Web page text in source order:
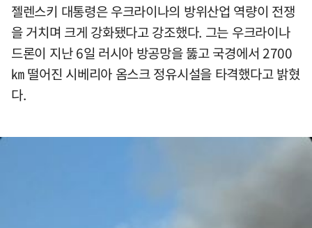
젤렌스키 대통령은 우크라이나의 방위산업 역량이 전쟁
을 거치며 크게 강화됐다고 강조했다. 그는 우크라이나
드론이 지난 6일 러시아 방공망을 뚫고 국경에서 2700
㎞ 떨어진 시베리아 옴스크 정유시설을 타격했다고 밝혔
다.